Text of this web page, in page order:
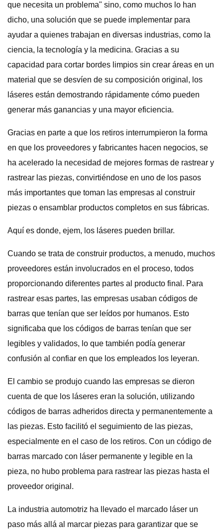
que necesita un problema" sino, como muchos lo han
dicho, una solución que se puede implementar para
ayudar a quienes trabajan en diversas industrias, como la
ciencia, la tecnología y la medicina. Gracias a su
capacidad para cortar bordes limpios sin crear áreas en un
material que se desvíen de su composición original, los
láseres están demostrando rápidamente cómo pueden
generar más ganancias y una mayor eficiencia.
Gracias en parte a que los retiros interrumpieron la forma
en que los proveedores y fabricantes hacen negocios, se
ha acelerado la necesidad de mejores formas de rastrear y
rastrear las piezas, convirtiéndose en uno de los pasos
más importantes que toman las empresas al construir
piezas o ensamblar productos completos en sus fábricas.
Aquí es donde, ejem, los láseres pueden brillar.
Cuando se trata de construir productos, a menudo, muchos
proveedores están involucrados en el proceso, todos
proporcionando diferentes partes al producto final. Para
rastrear esas partes, las empresas usaban códigos de
barras que tenían que ser leídos por humanos. Esto
significaba que los códigos de barras tenían que ser
legibles y validados, lo que también podía generar
confusión al confiar en que los empleados los leyeran.
El cambio se produjo cuando las empresas se dieron
cuenta de que los láseres eran la solución, utilizando
códigos de barras adheridos directa y permanentemente a
las piezas. Esto facilitó el seguimiento de las piezas,
especialmente en el caso de los retiros. Con un código de
barras marcado con láser permanente y legible en la
pieza, no hubo problema para rastrear las piezas hasta el
proveedor original.
La industria automotriz ha llevado el marcado láser un
paso más allá al marcar piezas para garantizar que se